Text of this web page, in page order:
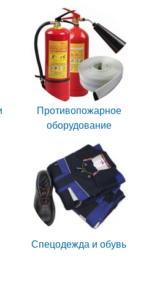
Противопожарное
оборудование
Спецодежда и обувь